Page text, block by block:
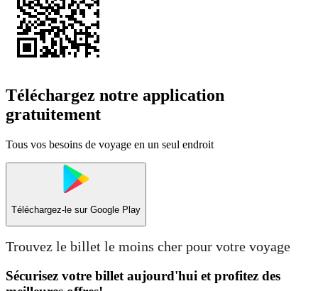
Téléchargez notre application
gratuitement
Tous vos besoins de voyage en un seul endroit
Téléchargez-le sur Google Play
Trouvez le billet le moins cher pour votre voyage
Sécurisez votre billet aujourd'hui et profitez des